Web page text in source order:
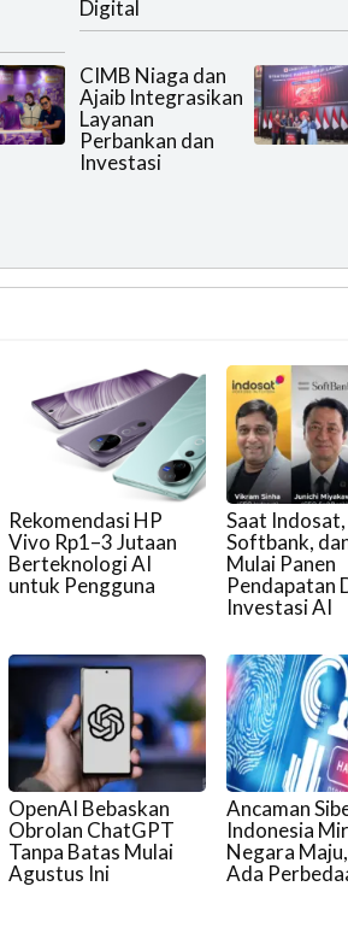
Digital
CIMB Niaga dan
Ajaib Integrasikan
Layanan
Perbankan dan
Investasi
Rekomendasi HP
Vivo Rp1–3 Jutaan
Berteknologi AI
untuk Pengguna
Saat Indosat,
Softbank,
Mulai Panen
Pendapatan
Investasi AI
OpenAI Bebaskan
Obrolan ChatGPT
Tanpa Batas Mulai
Agustus Ini
Ancaman
Indonesia
Negara
Ada